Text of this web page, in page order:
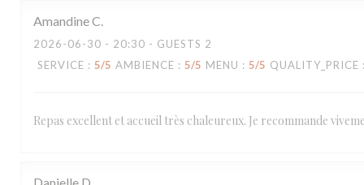
AmandineC
2026-06-30 - 20:30 - GUESTS 2
SERVICE : 5/5 AMBIENCE : 5/5 MENU : 5/5 QUALITY_PRICE
Repas excellent et accueil très chaleureux. Je recommande